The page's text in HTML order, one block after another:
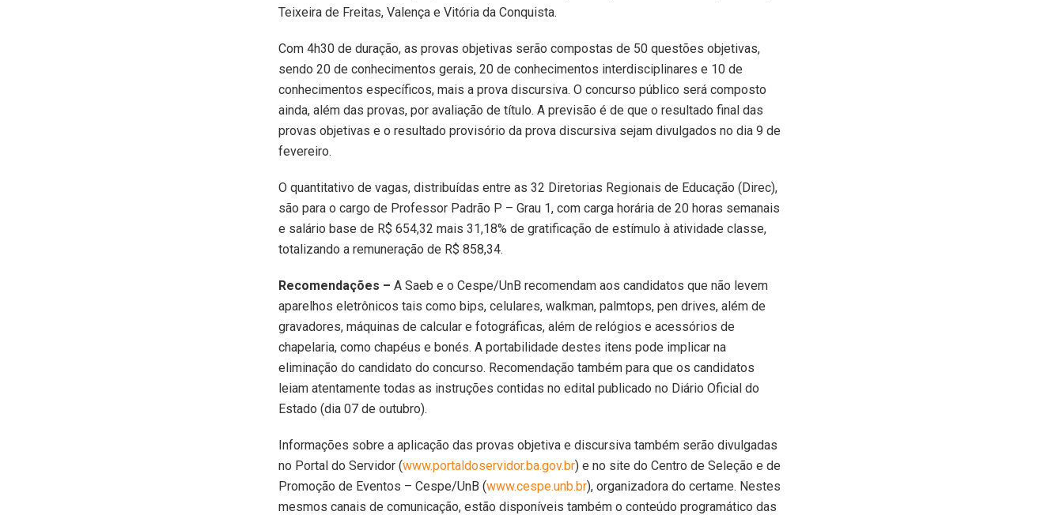
Teixeira de Freitas, Valença e Vitória da Conquista.
Com 4h30 de duração, as provas objetivas serão compostas de 50 questões objetivas,
sendo 20 de conhecimentos gerais, 20 de conhecimentos interdisciplinares e 10 de
conhecimentos específicos, mais a prova discursiva. O concurso público será composto
ainda, além das provas, por avaliação de título. A previsão é de que o resultado final das
provas objetivas e o resultado provisório da prova discursiva sejam divulgados no dia 9 de
fevereiro.
O quantitativo de vagas, distribuídas entre as 32 Diretorias Regionais de Educação (Direc),
são para o cargo de Professor Padrão P – Grau 1, com carga horária de 20 horas semanais
e salário base de R$ 654,32 mais 31,18% de gratificação de estímulo à atividade classe,
totalizando a remuneração de R$ 858,34.
Recomendações – A Saeb e o Cespe/UnB recomendam aos candidatos que não levem
aparelhos eletrônicos tais como bips, celulares, walkman, palmtops, pen drives, além de
gravadores, máquinas de calcular e fotográficas, além de relógios e acessórios de
chapelaria, como chapéus e bonés. A portabilidade destes itens pode implicar na
eliminação do candidato do concurso. Recomendação também para que os candidatos
leiam atentamente todas as instruções contidas no edital publicado no Diário Oficial do
Estado (dia 07 de outubro).
Informações sobre a aplicação das provas objetiva e discursiva também serão divulgadas
no Portal do Servidor (www.portaldoservidor.ba.gov.br) e no site do Centro de Seleção e de
Promoção de Eventos – Cespe/UnB (www.cespe.unb.br), organizadora do certame. Nestes
mesmos canais de comunicação, estão disponíveis também o conteúdo programático das